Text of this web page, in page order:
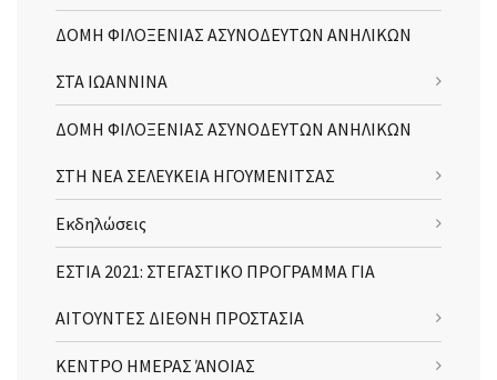
ΔΟΜΗ ΦΙΛΟΞΕΝΙΑΣ ΑΣΥΝΟΔΕΥΤΩΝ ΑΝΗΛΙΚΩΝ
ΣΤΑ ΙΩΑΝΝΙΝΑ
ΔΟΜΗ ΦΙΛΟΞΕΝΙΑΣ ΑΣΥΝΟΔΕΥΤΩΝ ΑΝΗΛΙΚΩΝ
ΣΤΗ ΝΕΑ ΣΕΛΕΥΚΕΙΑ ΗΓΟΥΜΕΝΙΤΣΑΣ
Εκδηλώσεις
ΕΣΤΙΑ 2021: ΣΤΕΓΑΣΤΙΚΟ ΠΡΟΓΡΑΜΜΑ ΓΙΑ
ΑΙΤΟΥΝΤΕΣ ΔΙΕΘΝΗ ΠΡΟΣΤΑΣΙΑ
ΚΕΝΤΡΟ ΗΜΕΡΑΣ ΆΝΟΙΑΣ